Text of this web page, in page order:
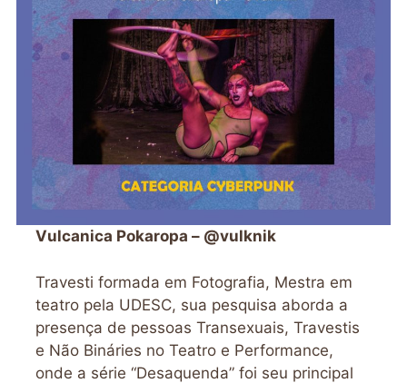
Vulcanica Pokaropa – @vulknik
Travesti formada em Fotografia, Mestra em
teatro pela UDESC, sua pesquisa aborda a
presença de pessoas Transexuais, Travestis
e Não Bináries no Teatro e Performance,
onde a série “Desaquenda” foi seu principal